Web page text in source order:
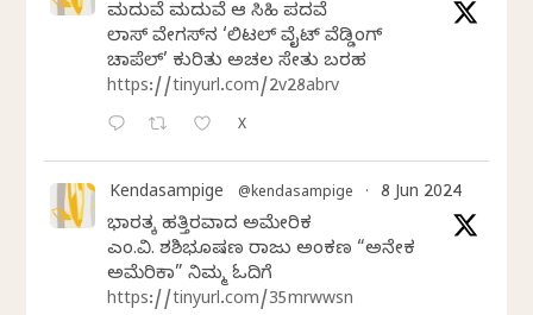
ಮದುವೆ ಮದುವೆ ಆ ಸಿಹಿ ಪದವೆ
ಲಾಸ್‌ ವೇಗಸ್‌ನ ‘ಲಿಟಲ್ ವೈಟ್ ವೆಡ್ಡಿಂಗ್
ಚಾಪೆಲ್’ ಕುರಿತು ಅಚಲ ಸೇತು ಬರಹ
https://tinyurl.com/2v28abrv
X
Kendasampige @kendasampige · 8 Jun 2024
ಭಾರತಕ್ಕೆ ಹತ್ತಿರವಾದ ಅಮೇರಿಕ
ಎಂ.ವಿ. ಶಶಿಭೂಷಣ ರಾಜು ಅಂಕಣ “ಅನೇಕ
ಅಮೆರಿಕಾ” ನಿಮ್ಮ ಓದಿಗೆ
https://tinyurl.com/35mrwwsn